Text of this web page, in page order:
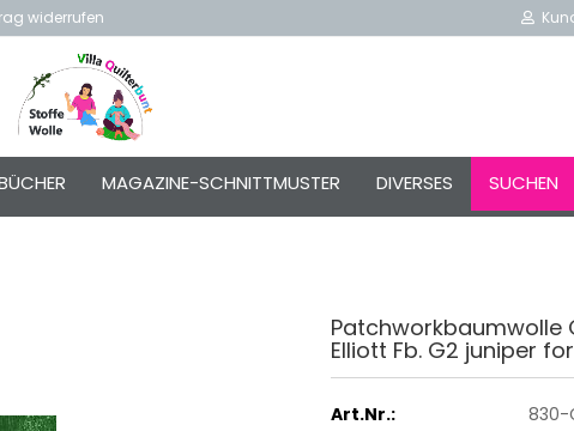
widerrufen
Konto erstellen
MAGAZINE-SCHNITTMUSTER DIVERSES SUCHEN
Patchworkbaumwolle
Elliott Fb. G2 juniper
Art.Nr.:
830-